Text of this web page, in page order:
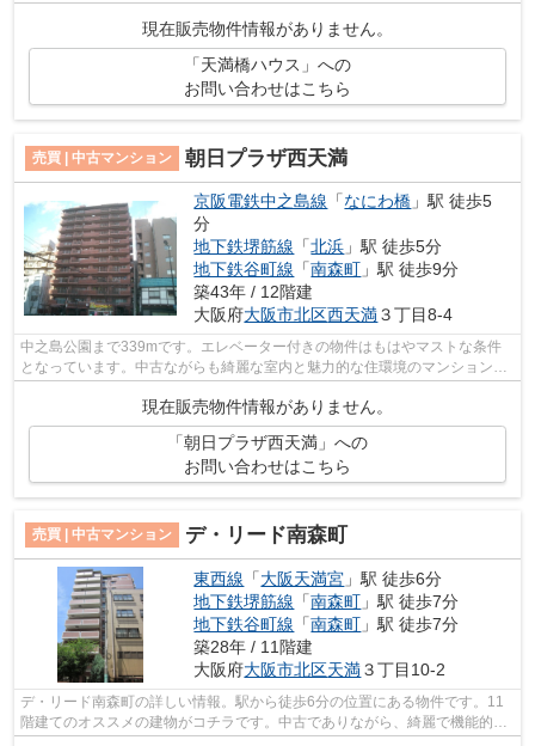
現在販売物件情報がありません。
「天満橋ハウス」への
お問い合わせはこちら
売買 | 中古マンション 朝日プラザ西天満
京阪電鉄中之島線 「なにわ橋 」駅 徒歩5
分
地下鉄堺筋線 「北浜 」駅 徒歩5分
地下鉄谷町線 「南森町 」駅 徒歩9分
築43年 / 12階建
大阪府大阪市北区西天満３丁目8-4
中之島公園まで339mです。エレベーター付きの物件はもはやマストな条件
となっています。中古ながらも綺麗な室内と魅力的な住環境のマンションで
す。駅から物件まで徒歩4分です。大阪市...
現在販売物件情報がありません。
「朝日プラザ西天満」への
お問い合わせはこちら
売買 | 中古マンション デ・リード南森町
東西線 「大阪天満宮 」駅 徒歩6分
地下鉄堺筋線 「南森町 」駅 徒歩7分
地下鉄谷町線 「南森町 」駅 徒歩7分
築28年 / 11階建
大阪府大阪市北区天満３丁目10-2
デ・リード南森町の詳しい情報。駅から徒歩6分の位置にある物件です。11
階建てのオススメの建物がコチラです。中古でありながら、綺麗で機能的な